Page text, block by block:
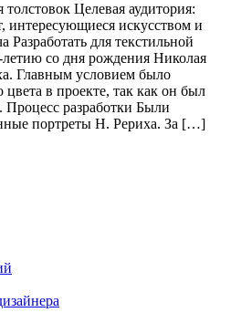
Целевая аудитория:
интересующиеся искусством и
Разработать для текстильной
со дня рождения Николая
Главным условием было
цвета в проекте, так как он был
разработки Были
портреты Н. Рериха. За […]